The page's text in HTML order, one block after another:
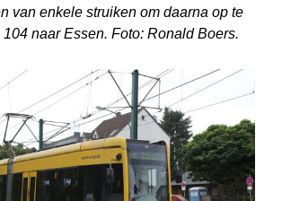
van enkele struiken om daarna op te
naar Essen. Foto: Ronald Boers.